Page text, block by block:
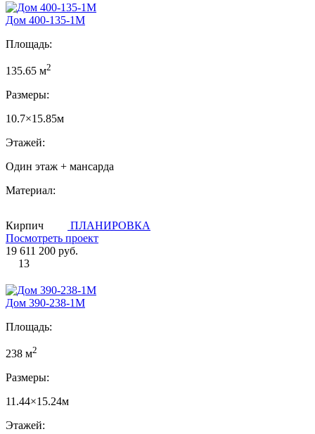
Дом 400-135-1М
Площадь:
135.65 м2
Размеры:
10.7×15.85м
Этажей:
Один этаж + мансарда
Материал:
Кирпич
ПЛАНИРОВКА
Посмотреть проект
19 611 200 руб.
13
Дом 390-238-1М
Площадь:
238 м2
Размеры:
11.44×15.24м
Этажей: